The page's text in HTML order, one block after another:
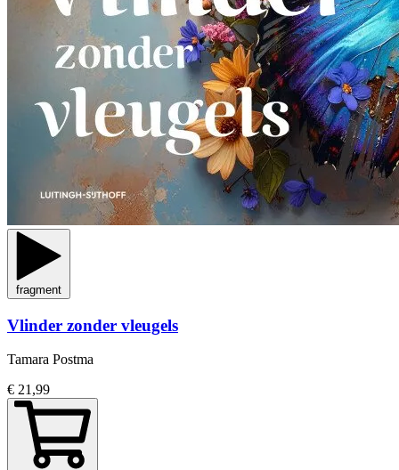
fragment
Vlinder zonder vleugels
Tamara Postma
€ 21,99